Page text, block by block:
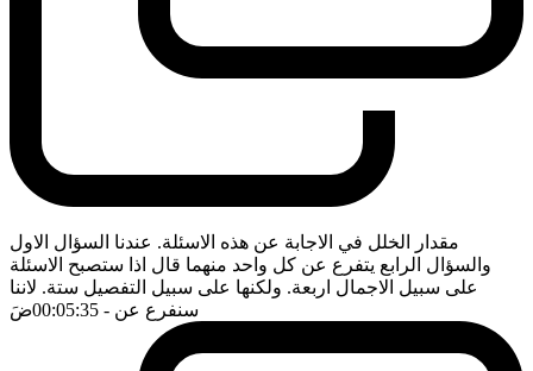
مقدار الخلل في الاجابة عن هذه الاسئلة. عندنا السؤال الاول
والسؤال الرابع يتفرع عن كل واحد منهما قال اذا ستصبح الاسئلة
على سبيل الاجمال اربعة. ولكنها على سبيل التفصيل ستة. لاننا
سنفرع عن - 00:05:35 ضَ